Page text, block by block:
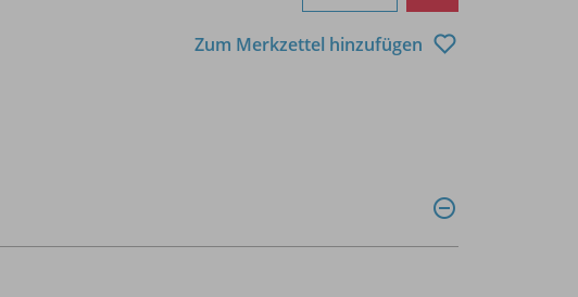
Zum Merkzettel hinzufügen